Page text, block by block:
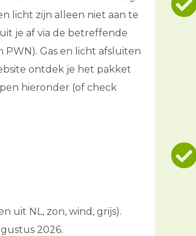
licht zijn alleen niet aan te
je af via de betreffende
Gas en licht afsluiten
ontdek je het pakket
hieronder (of check
uit NL, zon, wind, grijs).
2026.